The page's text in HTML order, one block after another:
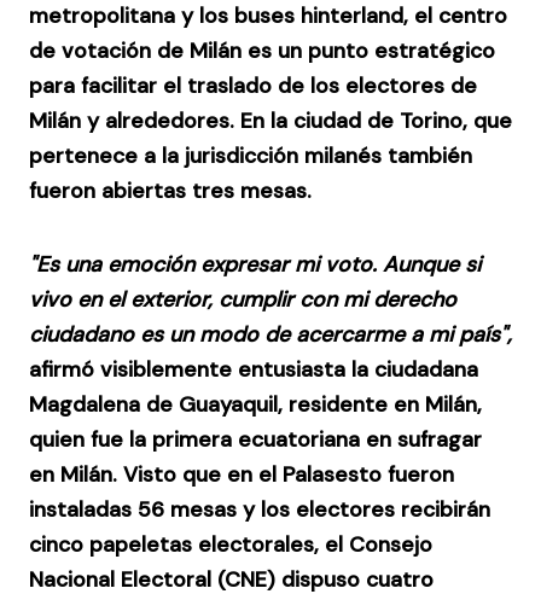
metropolitana y los buses hinterland, el centro
de votación de Milán es un punto estratégico
para facilitar el traslado de los electores de
Milán y alrededores. En la ciudad de Torino, que
pertenece a la jurisdicción milanés también
fueron abiertas tres mesas.
"Es una emoción expresar mi voto. Aunque si
vivo en el exterior, cumplir con mi derecho
ciudadano es un modo de acercarme a mi país",
afirmó visiblemente entusiasta la ciudadana
Magdalena de Guayaquil, residente en Milán,
quien fue la primera ecuatoriana en sufragar
en Milán. Visto que en el Palasesto fueron
instaladas 56 mesas y los electores recibirán
cinco papeletas electorales, el Consejo
Nacional Electoral (CNE) dispuso cuatro